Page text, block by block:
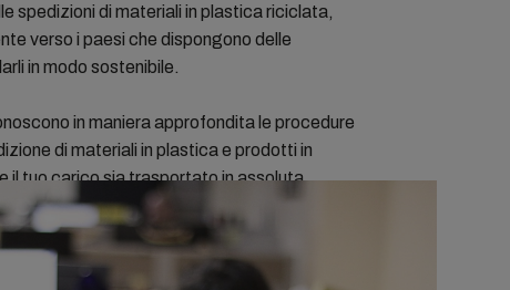
spedizioni di materiali in plastica riciclata,
verso i paesi che dispongono delle
in modo sostenibile.
in maniera approfondita le procedure
di materiali in plastica e prodotti in
il tuo carico sia trasportato in assoluta
di settore, riducendo al minimo i rischi.